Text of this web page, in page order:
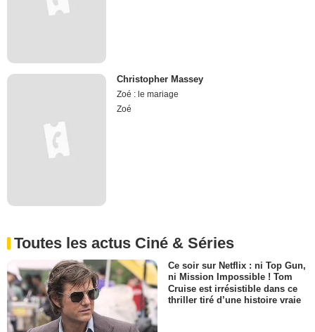
Christopher Massey
Zoé : le mariage
Zoé
Toutes les actus Ciné & Séries
Ce soir sur Netflix : ni Top Gun,
ni Mission Impossible ! Tom
Cruise est irrésistible dans ce
thriller tiré d’une histoire vraie